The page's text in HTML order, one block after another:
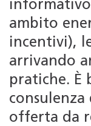
ambito
incentivi),
arrivando
pratiche. È
consulenza
offerta da